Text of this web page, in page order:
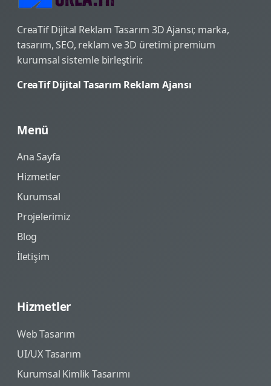
CreaTif Dijital Reklam Tasarım 3D Ajansı; marka,
tasarım, SEO, reklam ve 3D üretimi premium
kurumsal sistemle birleştirir.
CreaTif Dijital Tasarım Reklam Ajansı
Menü
Ana Sayfa
Hizmetler
Kurumsal
Projelerimiz
Blog
İletişim
Hizmetler
Web Tasarım
UI/UX Tasarım
Kurumsal Kimlik Tasarımı